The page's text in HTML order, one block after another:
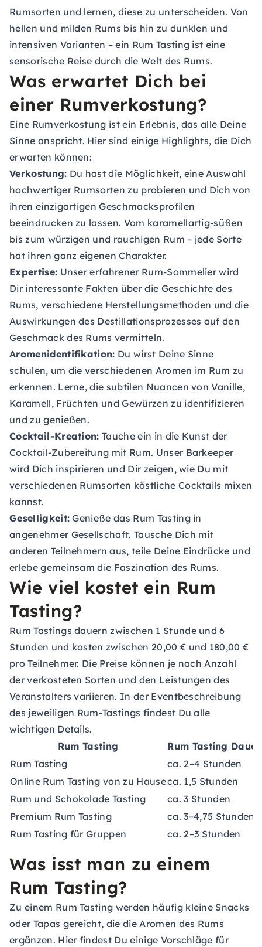
Rumsorten und lernen, diese zu unterscheiden. Von
hellen und milden Rums bis hin zu dunklen und
intensiven Varianten – ein Rum Tasting ist eine
sensorische Reise durch die Welt des Rums.
Was erwartet Dich bei
einer Rumverkostung?
Eine Rumverkostung ist ein Erlebnis, das alle Deine
Sinne anspricht. Hier sind einige Highlights, die Dich
erwarten können:
Verkostung: Du hast die Möglichkeit, eine Auswahl
hochwertiger Rumsorten zu probieren und Dich von
ihren einzigartigen Geschmacksprofilen
beeindrucken zu lassen. Vom karamellartig-süßen
bis zum würzigen und rauchigen Rum – jede Sorte
hat ihren ganz eigenen Charakter.
Expertise: Unser erfahrener Rum-Sommelier wird
Dir interessante Fakten über die Geschichte des
Rums, verschiedene Herstellungsmethoden und die
Auswirkungen des Destillationsprozesses auf den
Geschmack des Rums vermitteln.
Aromenidentifikation: Du wirst Deine Sinne
schulen, um die verschiedenen Aromen im Rum zu
erkennen. Lerne, die subtilen Nuancen von Vanille,
Karamell, Früchten und Gewürzen zu identifizieren
und zu genießen.
Cocktail-Kreation: Tauche ein in die Kunst der
Cocktail-Zubereitung mit Rum. Unser Barkeeper
wird Dich inspirieren und Dir zeigen, wie Du mit
verschiedenen Rumsorten köstliche Cocktails mixen
kannst.
Geselligkeit: Genieße das Rum Tasting in
angenehmer Gesellschaft. Tausche Dich mit
anderen Teilnehmern aus, teile Deine Eindrücke und
erlebe gemeinsam die Faszination des Rums.
Wie viel kostet ein Rum
Tasting?
Rum Tastings dauern zwischen 1 Stunde und 6
Stunden und kosten zwischen 20,00 € und 180,00 €
pro Teilnehmer. Die Preise können je nach Anzahl
der verkosteten Sorten und den Leistungen des
Veranstalters variieren. In der Eventbeschreibung
des jeweiligen Rum-Tastings findest Du alle
wichtigen Details.
Rum Tasting
Rum Tasting Dauer
Rum Tasting
ca. 2–4 Stunden
Online Rum Tasting von zu Hauseca. 1,5 Stunden
Rum und Schokolade Tasting
ca. 3 Stunden
Premium Rum Tasting
ca. 3–4,75 Stunden
Rum Tasting für Gruppen
ca. 2–3 Stunden
Was isst man zu einem
Rum Tasting?
Zu einem Rum Tasting werden häufig kleine Snacks
oder Tapas gereicht, die die Aromen des Rums
ergänzen. Hier findest Du einige Vorschläge für